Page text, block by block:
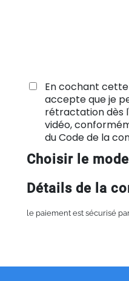
En cochant
accepte que je
rétractation dès
vidéo,
du Code de la
Choisir le
Détails de la
le paiement est sécurisé